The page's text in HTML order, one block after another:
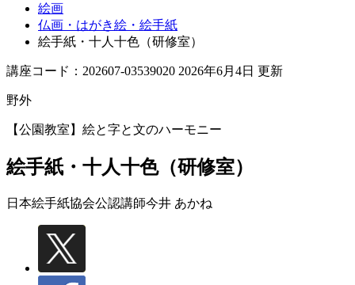
絵画
仏画・はがき絵・絵手紙
絵手紙・十人十色（研修室）
講座コード：202607-03539020 2026年6月4日 更新
野外
【公園教室】絵と字と文のハーモニー
絵手紙・十人十色（研修室）
日本絵手紙協会公認講師今井 あかね